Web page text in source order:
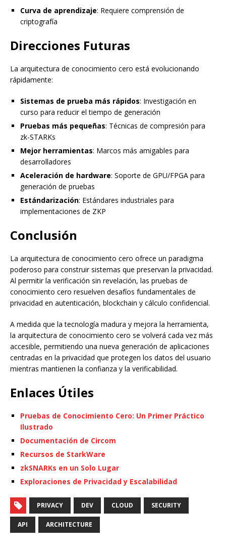
Curva de aprendizaje: Requiere comprensión de
criptografía
Direcciones Futuras
La arquitectura de conocimiento cero está evolucionando
rápidamente:
Sistemas de prueba más rápidos: Investigación en
curso para reducir el tiempo de generación
Pruebas más pequeñas: Técnicas de compresión para
zk-STARKs
Mejor herramientas: Marcos más amigables para
desarrolladores
Aceleración de hardware: Soporte de GPU/FPGA para
generación de pruebas
Estándarización: Estándares industriales para
implementaciones de ZKP
Conclusión
La arquitectura de conocimiento cero ofrece un paradigma
poderoso para construir sistemas que preservan la privacidad.
Al permitir la verificación sin revelación, las pruebas de
conocimiento cero resuelven desafíos fundamentales de
privacidad en autenticación, blockchain y cálculo confidencial.
A medida que la tecnología madura y mejora la herramienta,
la arquitectura de conocimiento cero se volverá cada vez más
accesible, permitiendo una nueva generación de aplicaciones
centradas en la privacidad que protegen los datos del usuario
mientras mantienen la confianza y la verificabilidad.
Enlaces Útiles
Pruebas de Conocimiento Cero: Un Primer Práctico
Ilustrado
Documentación de Circom
Recursos de StarkWare
zkSNARKs en un Solo Lugar
Exploraciones de Privacidad y Escalabilidad
PRIVACY DEV CLOUD SECURITY
API ARCHITECTURE